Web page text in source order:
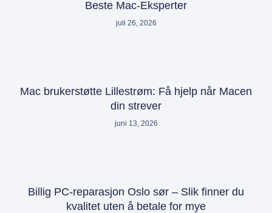
Beste Mac-Eksperter
juli 26, 2026
Mac brukerstøtte Lillestrøm: Få hjelp når Macen
din strever
juni 13, 2026
Billig PC-reparasjon Oslo sør – Slik finner du
kvalitet uten å betale for mye